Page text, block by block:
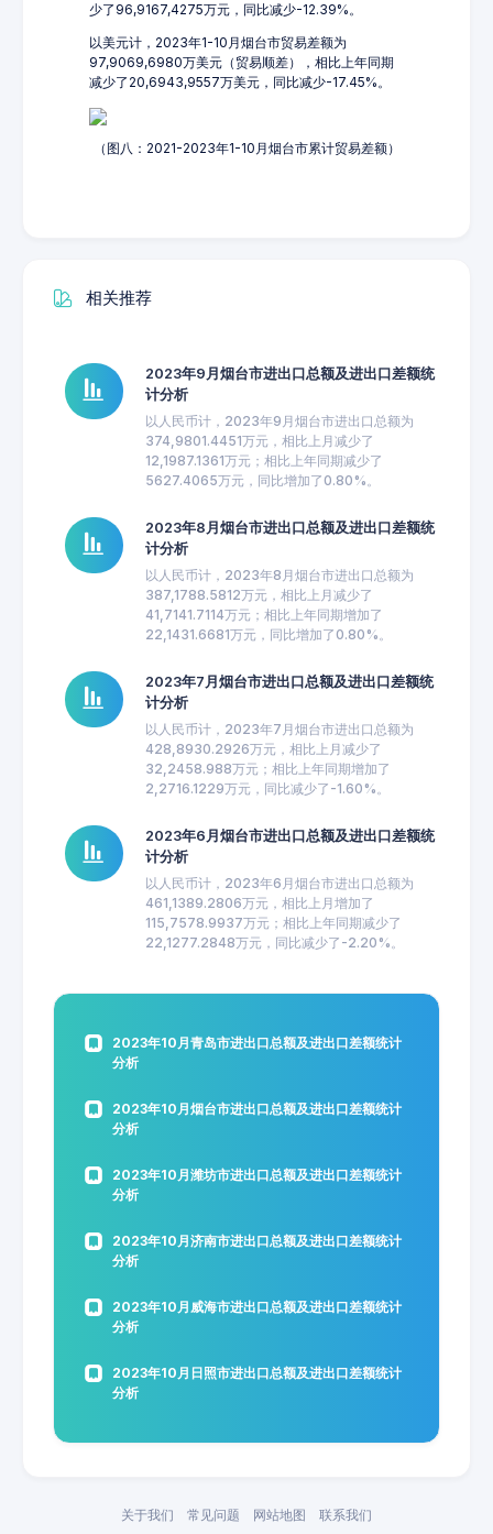
少了96,9167,4275万元，同比减少-12.39%。
以美元计，2023年1-10月烟台市贸易差额为
97,9069,6980万美元（贸易顺差），相比上年同期
减少了20,6943,9557万美元，同比减少-17.45%。
（图八：2021-2023年1-10月烟台市累计贸易差额）
相关推荐
2023年9月烟台市进出口总额及进出口差额统
计分析
以人民币计，2023年9月烟台市进出口总额为
374,9801.4451万元，相比上月减少了
12,1987.1361万元；相比上年同期减少了
5627.4065万元，同比增加了0.80%。
2023年8月烟台市进出口总额及进出口差额统
计分析
以人民币计，2023年8月烟台市进出口总额为
387,1788.5812万元，相比上月减少了
41,7141.7114万元；相比上年同期增加了
22,1431.6681万元，同比增加了0.80%。
2023年7月烟台市进出口总额及进出口差额统
计分析
以人民币计，2023年7月烟台市进出口总额为
428,8930.2926万元，相比上月减少了
32,2458.988万元；相比上年同期增加了
2,2716.1229万元，同比减少了-1.60%。
2023年6月烟台市进出口总额及进出口差额统
计分析
以人民币计，2023年6月烟台市进出口总额为
461,1389.2806万元，相比上月增加了
115,7578.9937万元；相比上年同期减少了
22,1277.2848万元，同比减少了-2.20%。
2023年10月青岛市进出口总额及进出口差额统计
分析
2023年10月烟台市进出口总额及进出口差额统计
分析
2023年10月潍坊市进出口总额及进出口差额统计
分析
2023年10月济南市进出口总额及进出口差额统计
分析
2023年10月威海市进出口总额及进出口差额统计
分析
2023年10月日照市进出口总额及进出口差额统计
分析
关于我们 常见问题 网站地图 联系我们